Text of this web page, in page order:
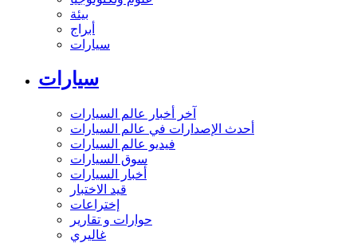
بيئة
أبراج
سيارات
سيارات
آخر أخبار عالم السيارات
أحدث الإصدارات في عالم السيارات
فيديو عالم السيارات
سوق السيارات
أخبار السيارات
قيد الاختبار
إختراعات
حوارات و تقارير
غاليري